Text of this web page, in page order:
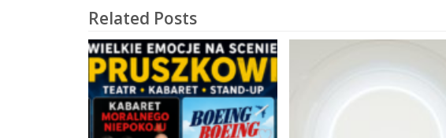
Related Posts